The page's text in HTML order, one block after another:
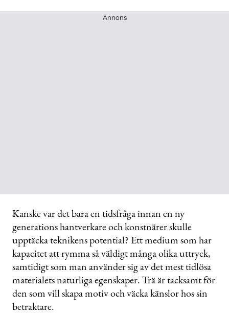
Annons
Kanske var det bara en tidsfråga innan en ny
generations hantverkare och konstnärer skulle
upptäcka teknikens potential? Ett medium som har
kapacitet att rymma så väldigt många olika uttryck,
samtidigt som man använder sig av det mest tidlösa
materialets naturliga egenskaper. Trä är tacksamt för
den som vill skapa motiv och väcka känslor hos sin
betraktare.